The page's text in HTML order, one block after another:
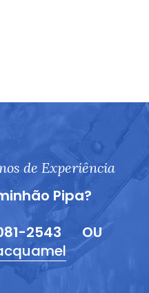
de Experiência
Pipa?
2543
OU